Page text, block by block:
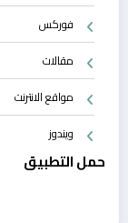
فوركس
مقالات
مواقع الانترنت
ويندوز
حمل التطبيق